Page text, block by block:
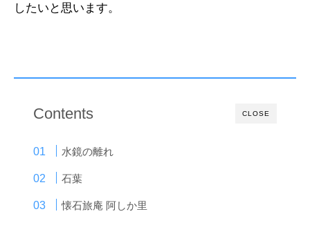
したいと思います。
CLOSE
Contents
水鏡の離れ
石葉
懐石旅庵 阿しか里